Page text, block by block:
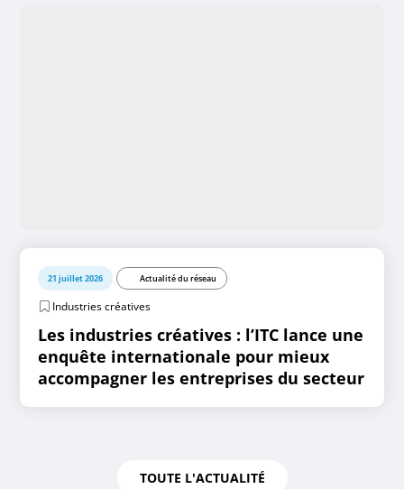
21 juillet 2026 Actualité du réseau
Industries créatives
Les industries créatives : l’ITC lance une
enquête internationale pour mieux
accompagner les entreprises du secteur
TOUTE L'ACTUALITÉ